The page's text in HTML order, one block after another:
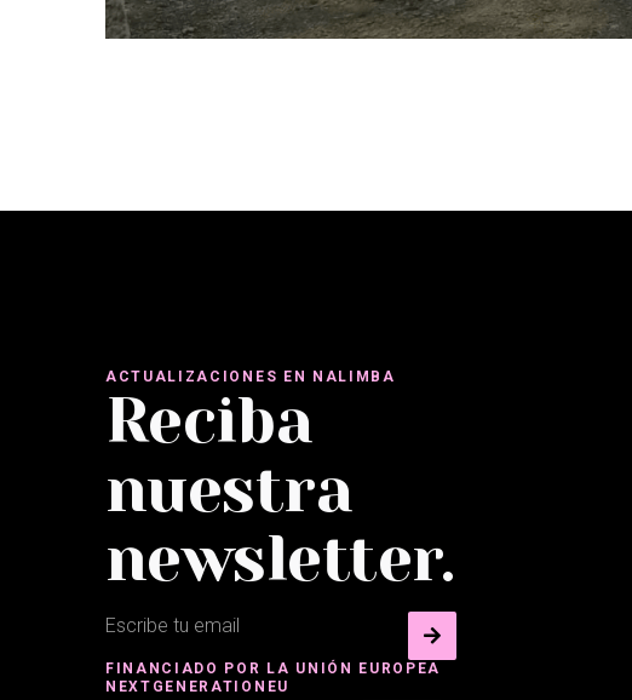
ACTUALIZACIONES EN NALIMBA
Reciba
nuestra
newsletter.
FINANCIADO POR LA UNIÓN EUROPEA
NEXTGENERATIONEU